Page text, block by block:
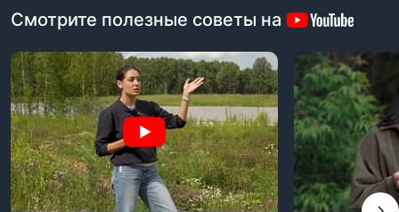
Смотрите полезные советы на